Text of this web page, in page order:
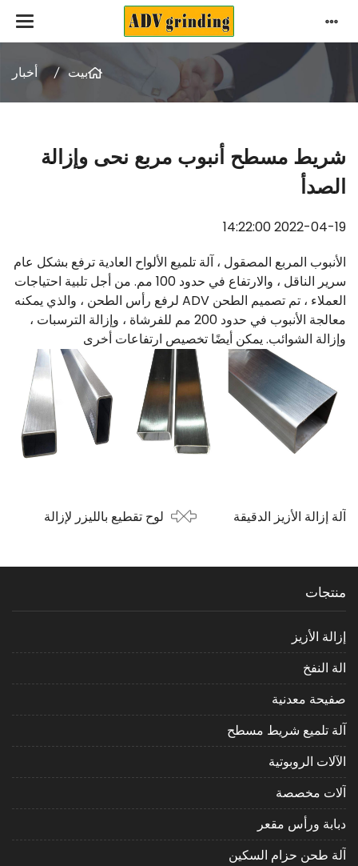
بيت أخبار
شريط مسطح أنبوب مربع نحى وإزالة
الصدأ
2022-04-19 14:22:00
الأنبوب المربع المصقول ، آلة تلميع الألواح العادية ترفع بشكل عام
سرير الناقل ، والارتفاع في حدود 100 مم. من أجل تلبية احتياجات
العملاء ، تم تصميم الطحن ADV لرفع رأس الطحن ، والذي يمكنه
معالجة الأنبوب في حدود 200 مم للفرشاة ، وإزالة الترسبات ،
وإزالة الشوائب. يمكن أيضًا تخصيص ارتفاعات أخرى
آلة إزالة الأزيز الدقيقة
لوح تقطيع بالليزر لإزالة
منتجات
إزالة الأزيز
الة النفخ
صفيحة معدنية
آلة تلميع شريط مسطح
الآلات الروبوتية
آلات مخصصة
دبابة ورأس مقعر
آلة طحن حزام السكين